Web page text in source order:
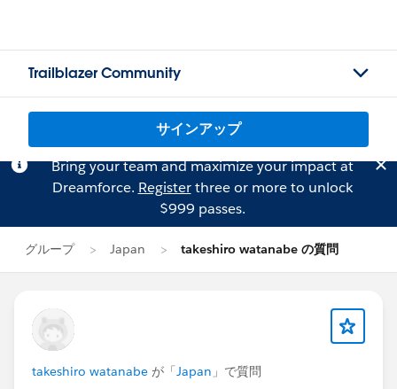
Trailblazer Community
サインアップ
Bring your team and maximize your impact at
Dreamforce. Registerthree or more to unlock
$999 passes.
グループ Japan takeshiro watanabe の質問
takeshiro watanabe が「Japan 」で質問